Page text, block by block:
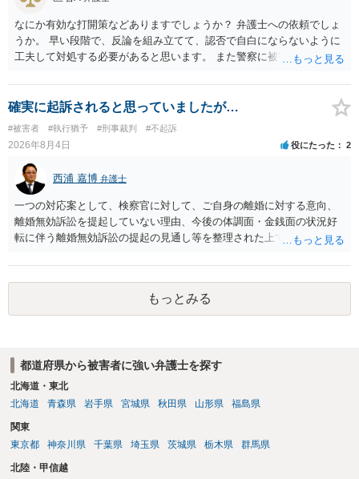
る。 ③アルコール若しくは薬物を摂取させること又はそれらの影響が
あること。 以上の通りですから、アルコール摂取だけでなく、「同意
しない意思を形成し、表明し若しくは全うすることが困難な状態」で
あることが必要です。
なにか有効な打開策などありますでしょうか？ 弁護士への依頼でしょ
うか。 早い段階で、反論を組み立てて、認否で自白にならないように
工夫して対処する必要があると思います。 また警察に被害届を出すと
告訴状を作って証拠をそろえて出すことでしょう。
確実に起訴されると思っていましたが…
#被害者 #執行猶予 #刑事裁判 #不起訴
2026年8月4日 役にたった 2
西浦 嘉博 弁護士
一つの対応案として、検察官に対して、ご自身の離婚に対する意向、
離婚無効訴訟を提起していない理由、今後の体調面・金銭面の状況好
転に伴う離婚無効訴訟の提起の見通し等を整理された上で、書面とし
検察官の処分判断の際、相談者さんの意向を示す証拠の一つとして位
置づけられる様に思われます。 より詳細についてお聞きになりたい場
合、最寄りの法律事務所での相談を検討ください
もっとみる
都道府県から被害者に強い弁護士を探す
北海道・東北
北海道
青森県 岩手県 宮城県 秋田県 山形県 福島県
関東
東京都
神奈川県 千葉県 埼玉県 茨城県 栃木県 群馬県
北陸・甲信越